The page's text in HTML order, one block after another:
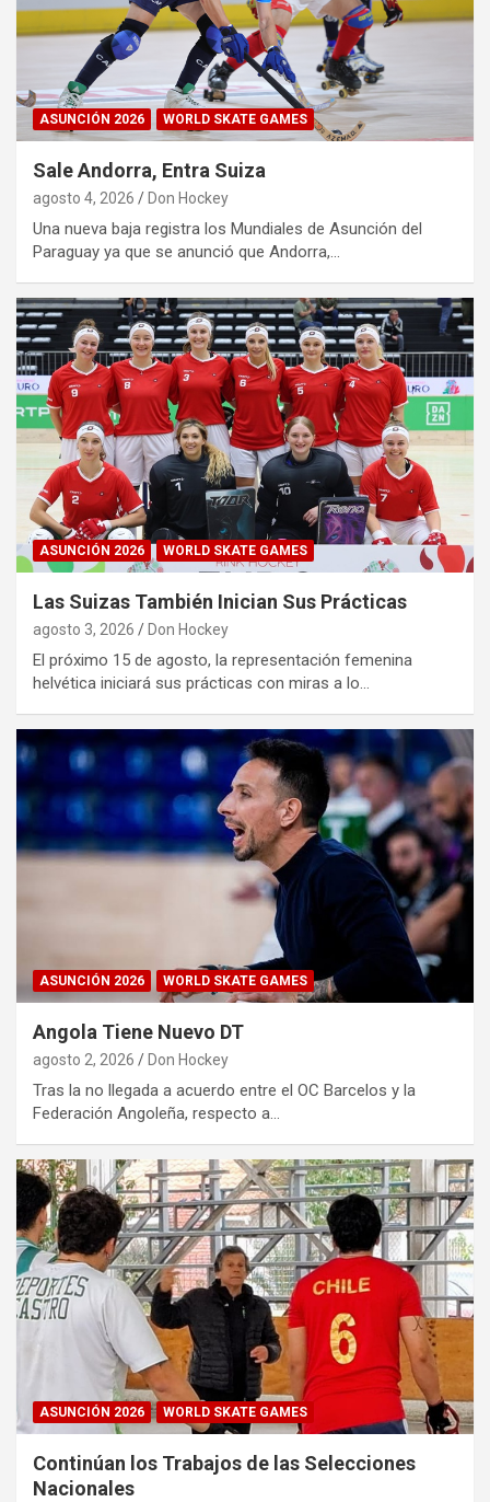
ASUNCIÓN 2026 WORLD SKATE GAMES
Sale Andorra, Entra Suiza
agosto 4, 2026 Don Hockey
Una nueva baja registra los Mundiales de Asunción del
Paraguay ya que se anunció que Andorra,…
ASUNCIÓN 2026 WORLD SKATE GAMES
Las Suizas También Inician Sus Prácticas
agosto 3, 2026 Don Hockey
El próximo 15 de agosto, la representación femenina
helvética iniciará sus prácticas con miras a lo…
ASUNCIÓN 2026 WORLD SKATE GAMES
Angola Tiene Nuevo DT
agosto 2, 2026 Don Hockey
Tras la no llegada a acuerdo entre el OC Barcelos y la
Federación Angoleña, respecto a…
ASUNCIÓN 2026 WORLD SKATE GAMES
Continúan los Trabajos de las Selecciones
Nacionales